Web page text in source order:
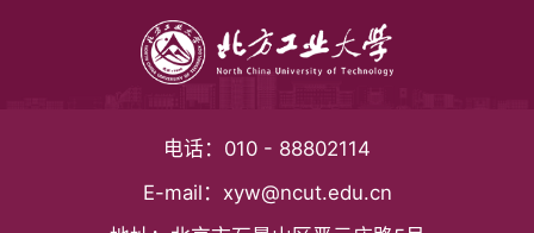
电话： 010 - 88802114
E-mail： xyw@ncut.edu.cn